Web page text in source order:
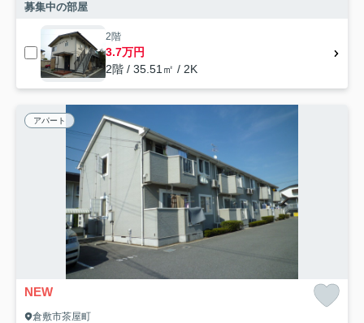
募集中の部屋
2階
3.7万円
2階 / 35.51㎡ / 2K
アパート
NEW
倉敷市茶屋町